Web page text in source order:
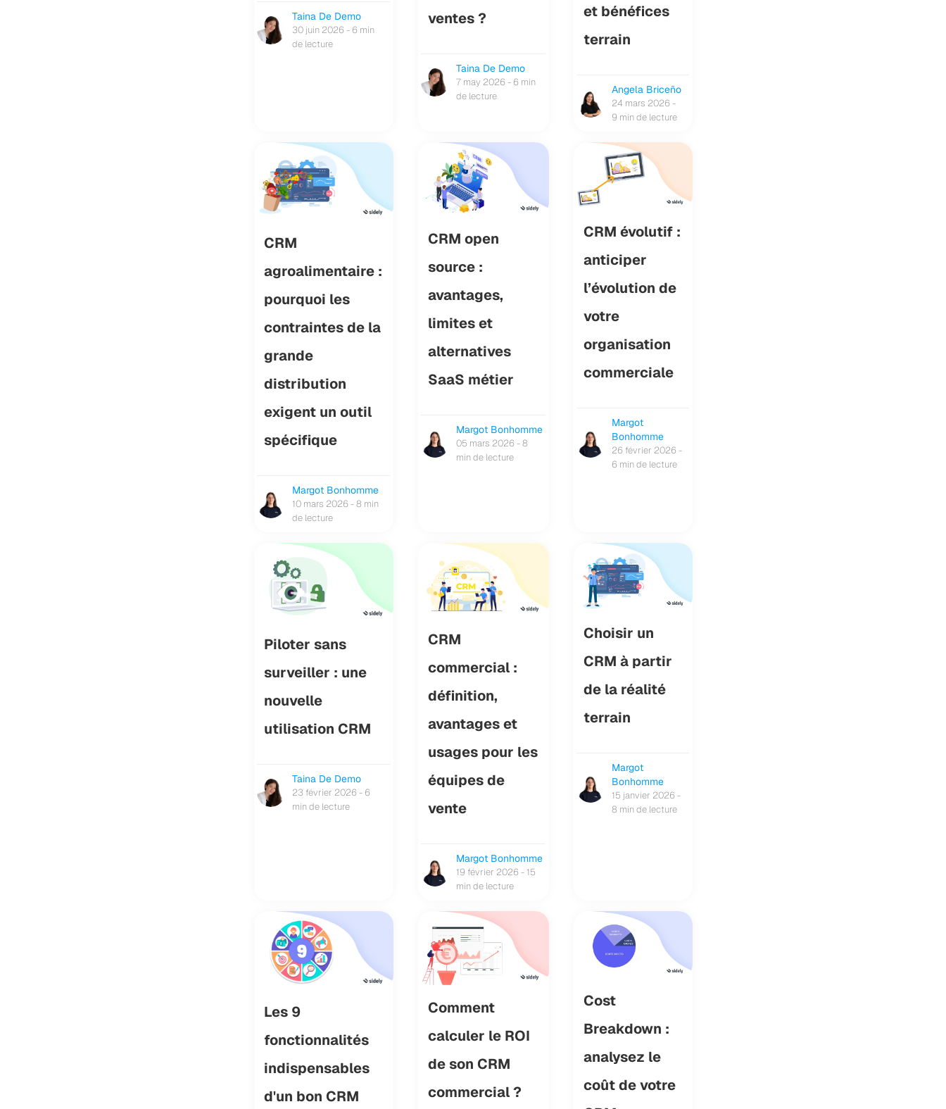
Taina De Demo
30 juin 2026 - 6 min
de lecture
ventes ?
Taina De Demo
7 may 2026 - 6 min
de lecture
et bénéfices
terrain
Angela Briceño
24 mars 2026 -
9 min de lecture
CRM
agroalimentaire :
pourquoi les
contraintes de la
grande
distribution
exigent un outil
spécifique
Margot Bonhomme
10 mars 2026 - 8 min
de lecture
CRM open
source :
avantages,
limites et
alternatives
SaaS métier
Margot Bonhomme
05 mars 2026 - 8
min de lecture
CRM évolutif :
anticiper
l’évolution de
votre
organisation
commerciale
Margot
Bonhomme
26 février 2026 -
6 min de lecture
Piloter sans
surveiller : une
nouvelle
utilisation CRM
Taina De Demo
23 février 2026 - 6
min de lecture
CRM
commercial :
définition,
avantages et
usages pour les
équipes de
vente
Margot Bonhomme
19 février 2026 - 15
min de lecture
Choisir un
CRM à partir
de la réalité
terrain
Margot
Bonhomme
15 janvier 2026 -
8 min de lecture
Les 9
fonctionnalités
indispensables
d'un bon CRM
Comment
calculer le ROI
de son CRM
commercial ?
Cost
Breakdown :
analysez le
coût de votre